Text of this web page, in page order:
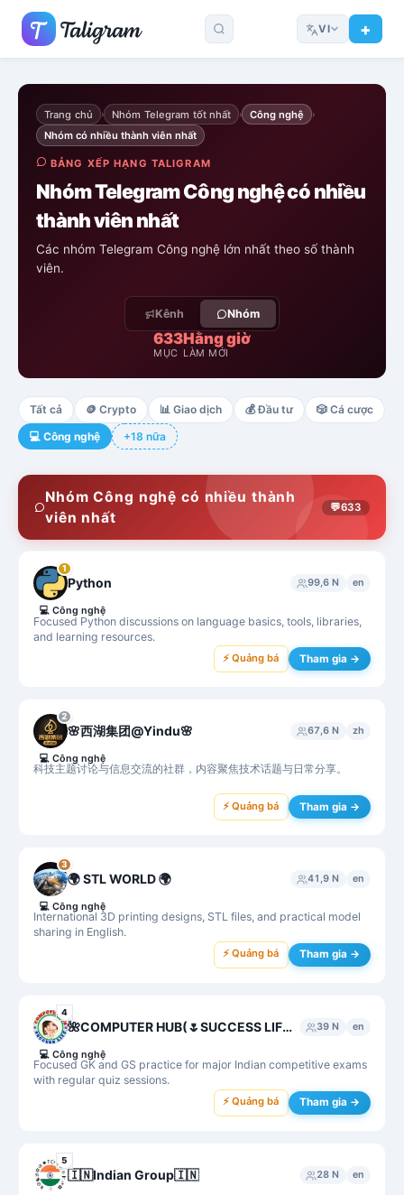
VI
Trang chủ › Nhóm Telegram tốt nhất › Công nghệ ›
Nhóm có nhiều thành viên nhất
BẢNG XẾP HẠNG TALIGRAM
Nhóm Telegram Công nghệ có nhiều
thành viên nhất
Các nhóm Telegram Công nghệ lớn nhất theo số thành
viên.
Kênh Nhóm
633
MỤC
Hằng giờ
LÀM MỚI
Tất cả 🪙 Crypto 📊 Giao dịch 💰 Đầu tư 🎲 Cá cược
💻 Công nghệ +18 nữa
Nhóm Công nghệ có nhiều thành
viên nhất
💬633
1
Python 99,6 N en
Focused Python discussions on language basics, tools, libraries,
and learning resources.
💻 Công nghệ
⚡ Quảng bá Tham gia →
2
🌸西湖集团@Yindu🌸 67,6 N zh
科技主题讨论与信息交流的社群，内容聚焦技术话题与日常分享。
💻 Công nghệ
⚡ Quảng bá Tham gia →
3
🌍 STL WORLD 🌍 41,9 N en
International 3D printing designs, STL files, and practical model
sharing in English.
💻 Công nghệ
⚡ Quảng bá Tham gia →
4
🌺COMPUTER HUB(🌷SUCCESS LIFE) GK, GS , Agniveer NAA,Science, MPPSC, UPSC,SSC MTS,CHSL,SI,UPSSC GK,ARMY, ALL GK 39 N en
Focused GK and GS practice for major Indian competitive exams
with regular quiz sessions.
💻 Công nghệ
⚡ Quảng bá Tham gia →
5
🇮🇳Indian Group🇮🇳 28 N en